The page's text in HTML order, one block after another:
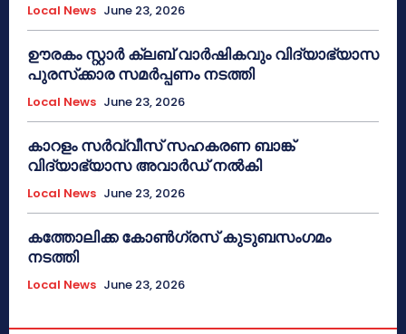
Local News June 23, 2026
ഊരകം സ്റ്റാർ ക്ലബ് വാർഷികവും വിദ്യാഭ്യാസ
പുരസ്‌ക്കാര സമർപ്പണം നടത്തി
Local News June 23, 2026
കാറളം സർവ്വീസ് സഹകരണ ബാങ്ക്
വിദ്യാഭ്യാസ അവാർഡ് നൽകി
Local News June 23, 2026
കത്തോലിക്ക കോൺഗ്രസ് കുടുബസംഗമം
നടത്തി
Local News June 23, 2026